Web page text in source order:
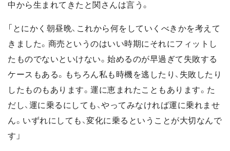
中から生まれてきたと関さんは言う。
「とにかく朝昼晩、これから何をしていくべきかを考えて
きました。商売というのはいい時期にそれにフィットし
たものでないといけない。始めるのが早過ぎて失敗する
ケースもある。もちろん私も時機を逃したり、失敗したり
したものもあります。運に恵まれたこともあります。た
だし、運に乗るにしても、やってみなければ運に乗れませ
ん。いずれにしても、変化に乗るということが大切なんで
す」